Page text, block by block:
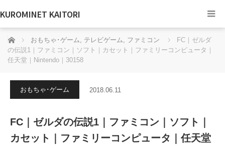
KUROMINET KAITORI
ホーム おもちゃ･ゲーム, テレビゲーム, ファミコン
FC｜ゼルダ
の伝説1｜ファミコン｜ソフト｜カセット｜ファミリーコンピュータ｜
任天堂｜Nintendo｜30158
おもちゃ･ゲーム 2018.06.11
FC｜ゼルダの伝説1｜ファミコン｜ソフト｜
カセット｜ファミリーコンピュータ｜任天堂